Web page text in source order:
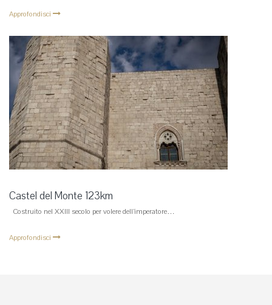
Approfondisci
Castel del Monte 123km
Costruito nel XXIII secolo per volere dell’imperatore…
Approfondisci